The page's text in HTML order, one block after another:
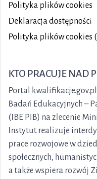
Polityka plikówcookies
Deklaracja dostępności
Polityka plików cookies
KTO PRACUJE NAD
Portal
Badań Edukacyjnych –
(IBE PIB) na zlecenie
Instytut realizuje
prace rozwojowe w
społecznych,
a także wspiera rozwój